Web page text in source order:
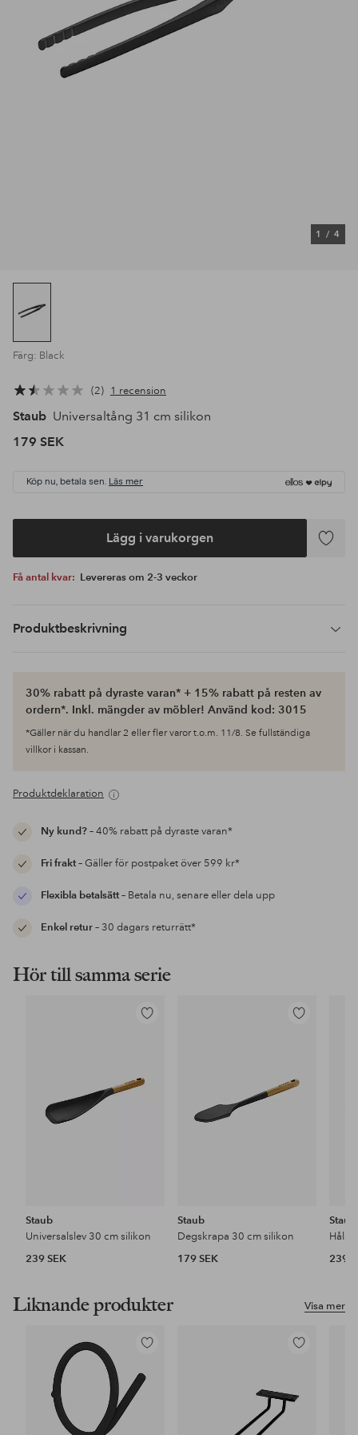
1 / 4
Färg: Black
2 1 recension
Staub Universaltång 31 cm silikon
179 SEK
Köp nu, betala sen. Läs mer
Lägg i varukorgen
Lägg
Få antal kvar: Levereras om 2-3 veckor
Produktbeskrivning
30% rabatt på dyraste varan* + 15% rabatt på resten av
ordern*. Inkl. mängder av möbler! Använd kod: 3015
*Gäller när du handlar 2 eller fler varor t.o.m. 11/8. Se fullständiga
villkor i kassan.
Produktdeklaration
Ny kund?– 40% rabatt på dyraste varan*
Fri frakt– Gäller för postpaket över 599 kr*
Flexibla betalsätt– Betala nu, senare eller dela upp
Enkel retur– 30 dagars returrätt*
Hör till samma serie
Lägg
Staub
Universalslev 30 cm silikon
239 SEK
Lägg
Staub
Degskrapa 30 cm silikon
179 SEK
Staub
239
Visa mer
Liknande produkter
Lägg
i
favoriter
Lägg
favoriter